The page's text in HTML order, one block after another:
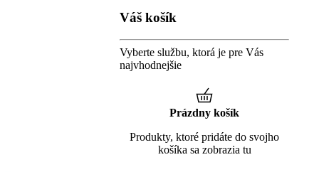
Váš košík
Vyberte službu, ktorá je pre Vás
najvhodnejšie
Prázdny košík
Produkty, ktoré pridáte do svojho
košíka sa zobrazia tu